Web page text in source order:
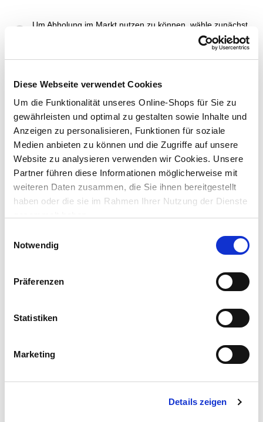
Diese Webseite verwendet Cookies
Um die Funktionalität unseres Online-Shops für Sie zu
gewährleisten und optimal zu gestalten sowie Inhalte und
Anzeigen zu personalisieren, Funktionen für soziale
Medien anbieten zu können und die Zugriffe auf unsere
Website zu analysieren verwenden wir Cookies. Unsere
Partner führen diese Informationen möglicherweise mit
weiteren Daten zusammen, die Sie ihnen bereitgestellt
haben oder die sie im Rahmen Ihrer Nutzung der Dienste
Notwendig
Präferenzen
Statistiken
Marketing
Details zeigen
Um Abholung im Markt nutzen zu können, wähle zunächst
Jetzt prüfen und Markt auswählen
In den Warenkorb
Merken
14,99 €